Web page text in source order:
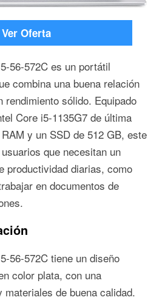
Ver Oferta
56-572C es un portátil
combina una buena relación
rendimiento sólido. Equipado
Core i5-1135G7 de última
y un SSD de 512 GB, este
que necesitan un
productividad diarias, como
en documentos de
56-572C tiene un diseño
color plata, con una
de buena calidad.